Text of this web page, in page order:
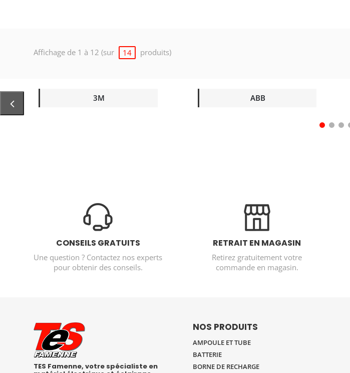
Affichage de 1 à 12 (sur 14 produits)
3M ABB
CONSEILS GRATUITS
Une question ? Contactez nos experts
pour obtenir des conseils.
RETRAIT EN MAGASIN
Retirez gratuitement votre
commande en magasin.
TES Famenne, votre spécialiste en
NOS PRODUITS
AMPOULE ET TUBE
BATTERIE
BORNE DE RECHARGE